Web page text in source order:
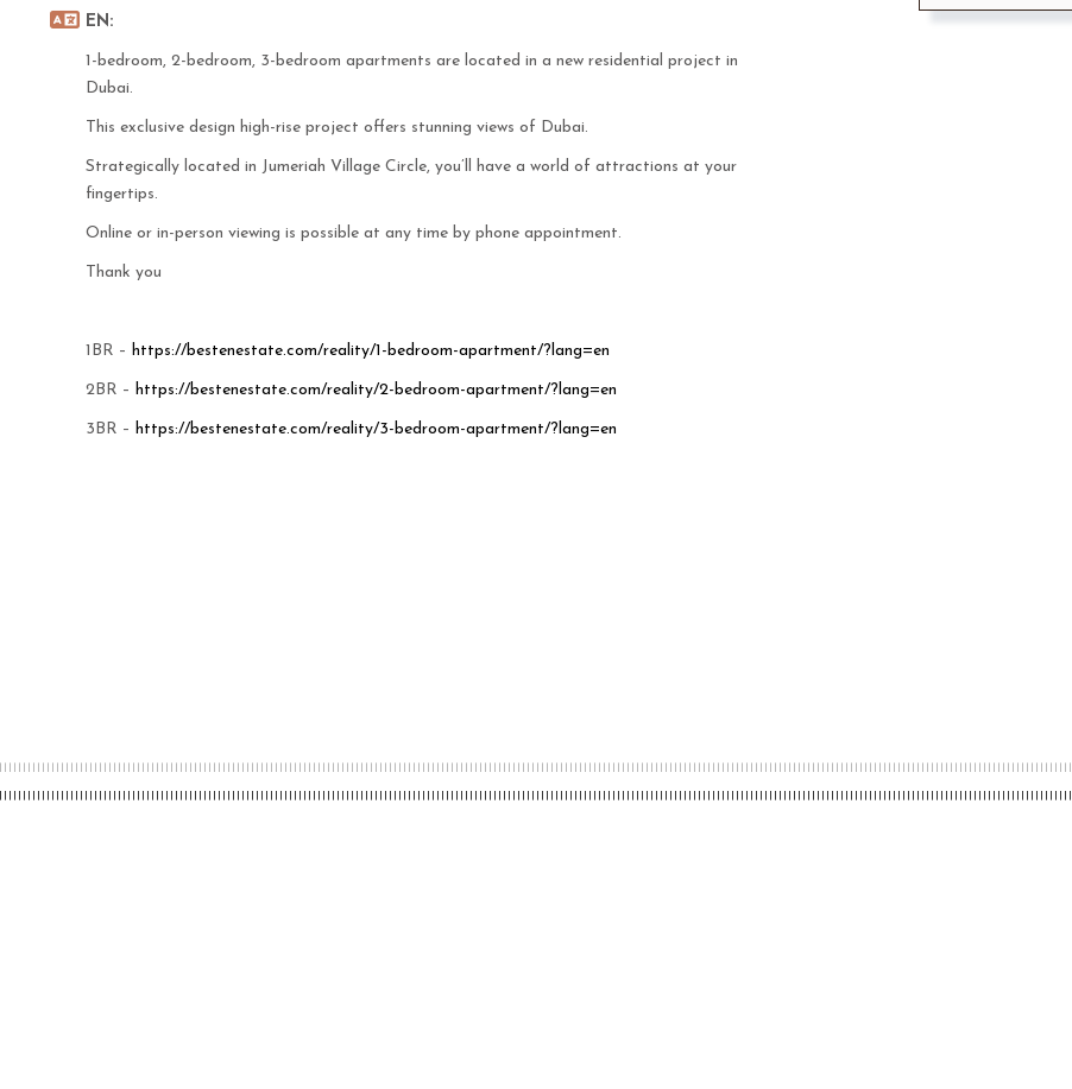
EN:
1-bedroom, 2-bedroom, 3-bedroom apartments are located in a new residential project in
Dubai.
This exclusive design high-rise project offers stunning views of Dubai.
Strategically located in Jumeriah Village Circle, you’ll have a world of attractions at your
fingertips.
Online or in-person viewing is possible at any time by phone appointment.
Thank you
1BR – https://bestenestate.com/reality/1-bedroom-apartment/?lang=en
2BR – https://bestenestate.com/reality/2-bedroom-apartment/?lang=en
3BR – https://bestenestate.com/reality/3-bedroom-apartment/?lang=en